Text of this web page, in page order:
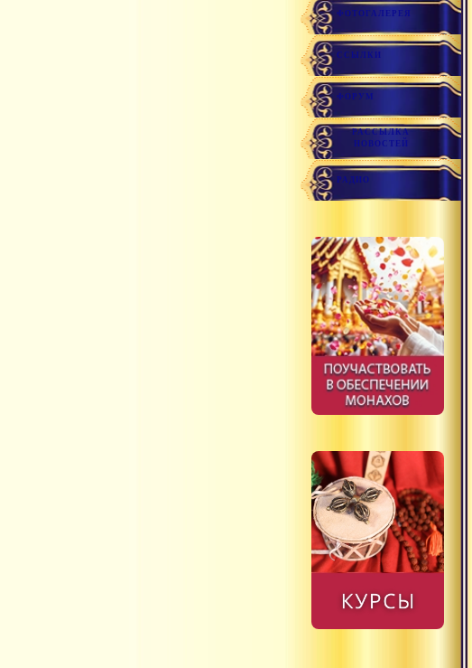
ФОТОГАЛЕРЕЯ
ССЫЛКИ
ФОРУМ
РАССЫЛКА
НОВОСТЕЙ
РАДИО